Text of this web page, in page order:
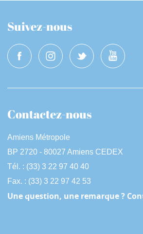
Suivez-nous
Contactez-nous
Amiens Métropole
BP 2720 - 80027 Amiens CEDEX
Tél. : (33) 3 22 97 40 40
Fax. : (33) 3 22 97 42 53
Une question, une remarque ?